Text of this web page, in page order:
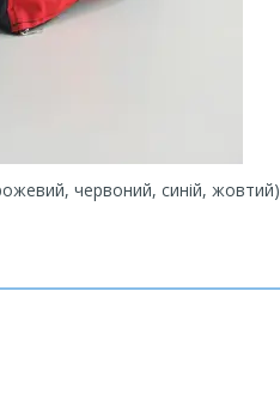
червоний, синій, жовтий)